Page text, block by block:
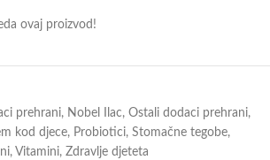
ovaj proizvod!
prehrani, Nobel Ilac, Ostali dodaci prehrani,
kod djece, Probiotici, Stomačne tegobe,
, Vitamini, Zdravlje djeteta